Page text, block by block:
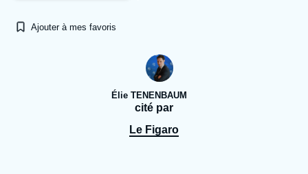
Analyses
Recherches fréquentes
Proche-Orient
Ajouter à mes favoris
Élie TENENBAUM
cité par
Le Figaro